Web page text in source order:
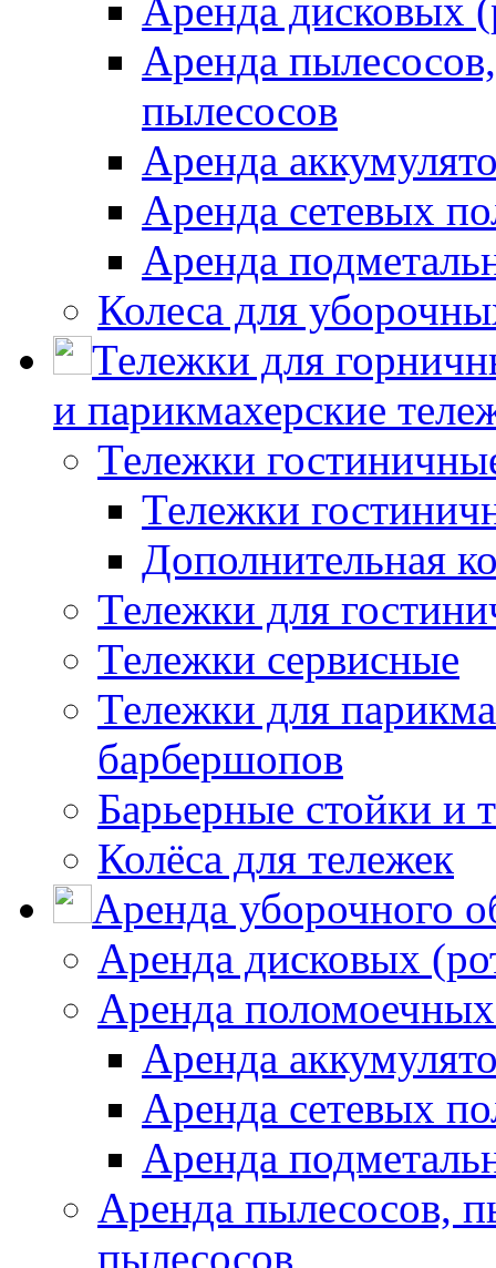
Аренда дисковых
Аренда
пылесосов
Аренда
Аренда сетевых
Аренда
Колеса для
Тележки для
и парикмахерские
Тележки
Тележки
Дополнительная
Тележки для
Тележки сервисные
Тележки для
барбершопов
Барьерные стойки и
Колёса для тележек
Аренда уборочного
Аренда дисковых
Аренда
Аренда
Аренда сетевых
Аренда
Аренда пылесосов,
пылесосов